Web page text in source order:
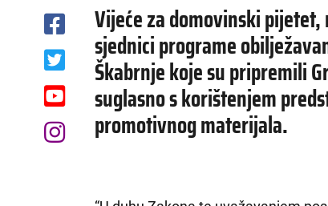
Vijeće za domovinski
sjednici programe
Škabrnje koje su pripremili
suglasno s korištenjem
promotivnog materijala.